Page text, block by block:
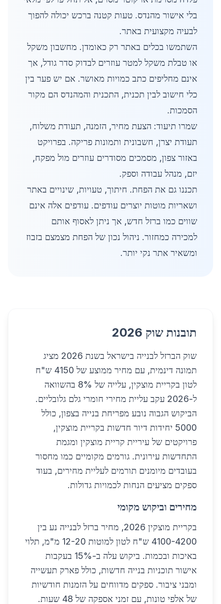
בלי אישור מהנדס. טעות קטנה ברכש יכולה להפוך
לבעיה מקצועית באתר.
השתמשו בכלים באתר רק כאומדן. מחשבון משקל
או טבלת משקל למטר עוזרים לבדוק סדר גודל, אך
אינם מחליפים כתב כמויות מאושר. אם יש פער בין
כלי חישוב לבין תכנית, התכנית והמהנדס הם מקור
הסמכות.
שמרו תיעוד: הצעת מחיר, הזמנה, תעודת משלוח,
תעודת יצרן, חשבונית ותמונות פריקה. בפרויקט
באזור צפון, מסמכים מסודרים עוזרים מול מפקח,
יזם, מנהל עבודה וספק.
תכננו גם את הפחת. חיתוך, טעויות, שינויים באתר
ושאריות מוטות יוצרים עודפים. עודפים אלה אינם
שווים כמו ברזל חדש, אך ניתן לאסוף אותם
למכירה כמחזור. ניהול נכון של הפחת מצמצם בזבוז
ומשאיר אתר נקי יותר.
תובנות שוק 2026
שוק הברזל לבנייה בישראל בשנת 2026 מציג
תמונה דינמית, עם מחיר ממוצע של 4150 ש"ח
לטון בקריית מוצקין, עלייה של 8% בהשוואה
ל-2026 עקב עליית מחירי חומרי גלם גלובליים.
הביקוש הגבוה נובע מפריחת בנייה בצפון, כולל
5000 יחידות דיור חדשות בקריית מוצקין,
פרויקטים של עיריית קריית מוצקין ומגמת
התחדשות עירונית. גורמים מקומיים כמו מחסור
בעובדים מיומנים תורמים לעליית מחירים, בעוד
ספקים מציעים הנחות לכמויות גדולות.
מחירים וביקוש מקומי
בקריית מוצקין 2026, מחיר ברזל לבנייה נע בין
4100-4200 ש"ח לטון למוטות 12-20 מ"מ, תלוי
באיכות ובכמות. ביקוש עלה ב-15% בעקבות
אישור תוכניות בנייה חדשות, כולל פארק תעשייה
ומבני ציבור. ספקים מדווחים על הזמנות חודשיות
של אלפי טונות, עם זמני אספקה של 48 שעות.